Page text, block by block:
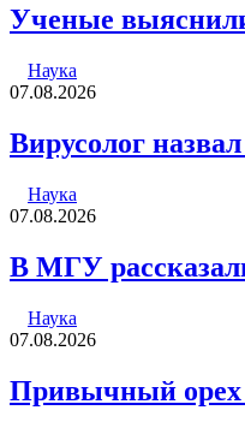
Ученые
Наука
07.08.2026
Вирусолог
Наука
07.08.2026
В МГУ
Наука
07.08.2026
Привычный орех